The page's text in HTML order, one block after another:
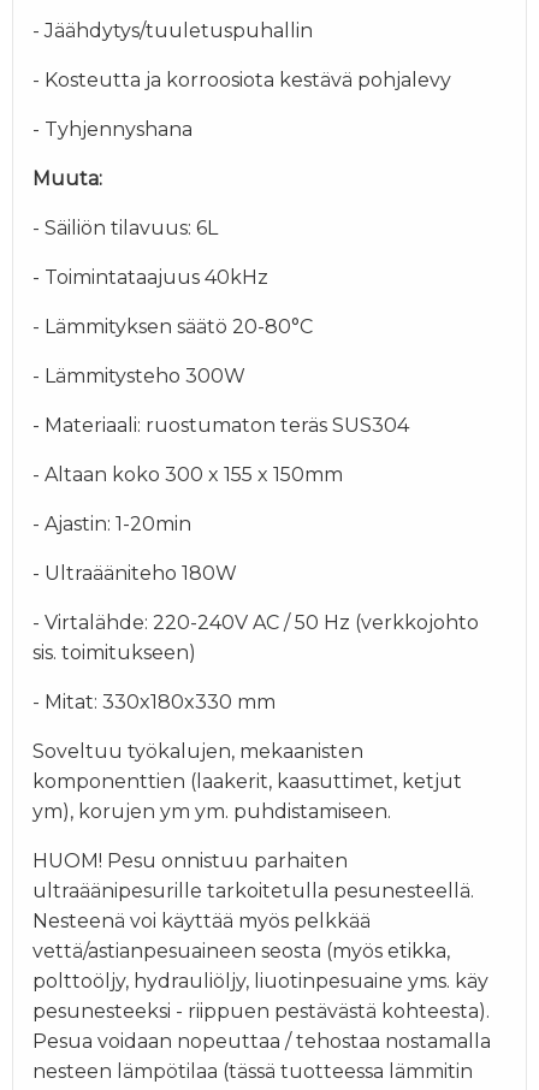
- Jäähdytys/tuuletuspuhallin
- Kosteutta ja korroosiota kestävä pohjalevy
- Tyhjennyshana
Muuta:
- Säiliön tilavuus: 6L
- Toimintataajuus 40kHz
- Lämmityksen säätö 20-80°C
- Lämmitysteho 300W
- Materiaali: ruostumaton teräs SUS304
- Altaan koko 300 x 155 x 150mm
- Ajastin: 1-20min
- Ultraääniteho 180W
- Virtalähde: 220-240V AC / 50 Hz (verkkojohto
sis. toimitukseen)
- Mitat: 330x180x330 mm
Soveltuu työkalujen, mekaanisten
komponenttien (laakerit, kaasuttimet, ketjut
ym), korujen ym ym. puhdistamiseen.
HUOM! Pesu onnistuu parhaiten
ultraäänipesurille tarkoitetulla pesunesteellä.
Nesteenä voi käyttää myös pelkkää
vettä/astianpesuaineen seosta (myös etikka,
polttoöljy, hydrauliöljy, liuotinpesuaine yms. käy
pesunesteeksi - riippuen pestävästä kohteesta).
Pesua voidaan nopeuttaa / tehostaa nostamalla
nesteen lämpötilaa (tässä tuotteessa lämmitin